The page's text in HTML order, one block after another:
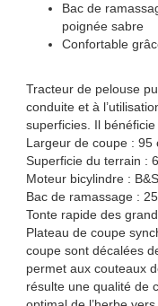
Bac de
poignée sabre
Confortable
Tracteur de pelouse
conduite et à
superficies. Il
Largeur de coupe : 95
Superficie du terrain :
Moteur bicylindre :
Bac de ramassage :
Tonte rapide des
Plateau de coupe
coupe sont décalées
permet aux couteaux
résulte une qualité de